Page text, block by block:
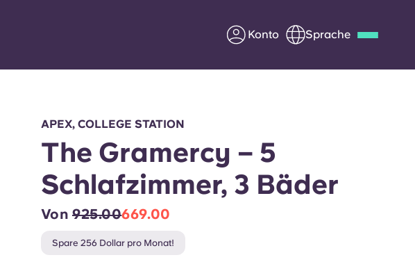
Konto Sprache
Über uns
Werde Partner von Yugo
Häufig gestellte Fragen
Infos für Eltern
APEX, COLLEGE STATION
The Gramercy – 5
Schlafzimmer, 3 Bäder
Von 925.00669.00
Spare 256 Dollar pro Monat!